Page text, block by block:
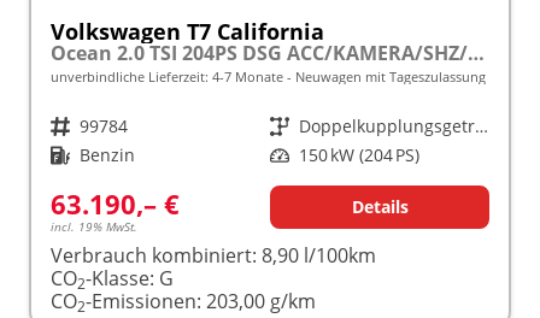
Volkswagen T7 California
Ocean 2.0 TSI 204PS DSG ACC/KAMERA/SHZ/LED/3Z.KLIMA frei konfigurierbar!
unverbindliche Lieferzeit: 4-7 Monate Neuwagen mit Tageszulassung
Fahrzeugnr. 99784 Getriebe
Doppelkupplungsgetriebe (DSG)
Kraftstoff Benzin Leistung 150 kW (204 PS)
63.190,– €
incl. 19% MwSt.
Details
Verbrauch kombiniert: 8,90 l/100km
CO2-Klasse: G
CO2-Emissionen: 203,00 g/km